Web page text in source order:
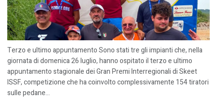
Terzo e ultimo appuntamento Sono stati tre gli impianti che, nella
giornata di domenica 26 luglio, hanno ospitato il terzo e ultimo
appuntamento stagionale dei Gran Premi Interregionali di Skeet
ISSF, competizione che ha coinvolto complessivamente 154 tiratori
sulle pedane...